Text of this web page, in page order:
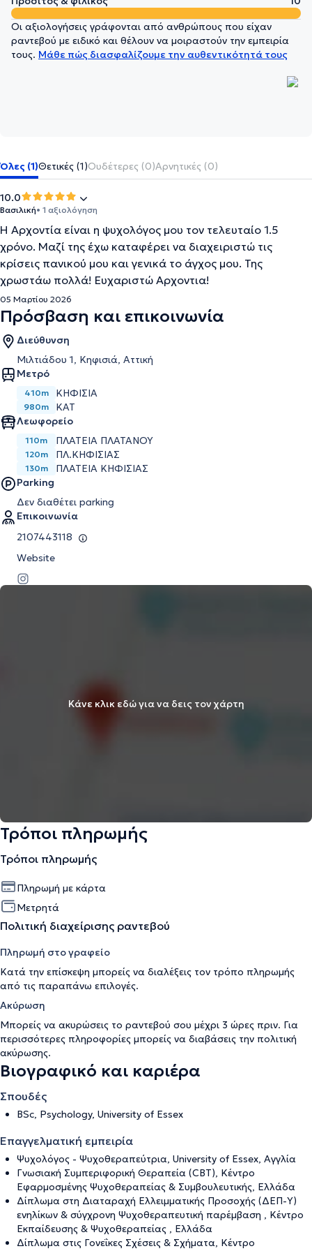
Οι αξιολογήσεις γράφονται από ανθρώπους που είχαν
ραντεβού με ειδικό και θέλουν να μοιραστούν την εμπειρία
τους. Μάθε πώς διασφαλίζουμε την αυθεντικότητά τους
Όλες (1)Θετικές (1)Ουδέτερες (0)Αρνητικές (0)
10.0
Βασιλική• 1 αξιολόγηση
Η Αρχοντία είναι η ψυχολόγος μου τον τελευταίο 1.5
χρόνο. Μαζί της έχω καταφέρει να διαχειριστώ τις
κρίσεις πανικού μου και γενικά το άγχος μου. Της
χρωστάω πολλά! Ευχαριστώ Αρχοντια!
05 Μαρτίου 2026
Πρόσβαση και επικοινωνία
Διεύθυνση
Μιλτιάδου 1, Κηφισιά, Αττική
Μετρό
410m ΚΗΦΙΣΙΆ
980m
ΚΑΤ
Λεωφορείο
110m ΠΛΑΤΕΙΑ ΠΛΑΤΑΝΟΥ
120m ΠΛ.ΚΗΦΙΣΙΑΣ
130m
ΠΛΑΤΕΙΑ ΚΗΦΙΣΙΑΣ
Parking
Δεν διαθέτει parking
Επικοινωνία
2107443118
Website
Κάνε κλικ εδώ για να δεις τον χάρτη
Τρόποι πληρωμής
Τρόποι πληρωμής
Πληρωμή με κάρτα
Μετρητά
Πολιτική διαχείρισης ραντεβού
Πληρωμή στο γραφείο
Κατά την επίσκεψη μπορείς να διαλέξεις τον τρόπο πληρωμής
από τις παραπάνω επιλογές.
Ακύρωση
Μπορείς να ακυρώσεις το ραντεβού σου μέχρι 3 ώρες πριν. Για
περισσότερες πληροφορίες μπορείς να διαβάσεις την πολιτική
ακύρωσης.
Βιογραφικό και καριέρα
Σπουδές
BSc, Psychology, University of Essex
Επαγγελματική εμπειρία
Ψυχολόγος - Ψυχοθεραπεύτρια, University of Essex, Αγγλία
Γνωσιακή Συμπεριφορική Θεραπεία (CBT), Κέντρο
Εφαρμοσμένης Ψυχοθεραπείας & Συμβουλευτικής, Ελλάδα
Δίπλωμα στη Διαταραχή Ελλειμματικής Προσοχής (ΔΕΠ-Υ)
ενηλίκων & σύγχρονη Ψυχοθεραπευτική παρέμβαση , Κέντρο
Εκπαίδευσης & Ψυχοθεραπείας , Ελλάδα
Δίπλωμα στις Γονεΐκες Σχέσεις & Σχήματα, Κέντρο